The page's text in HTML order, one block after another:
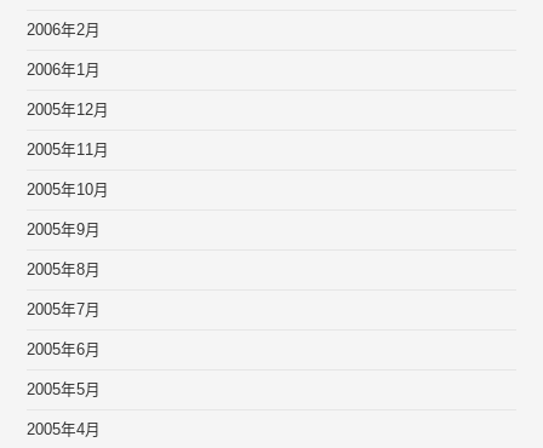
2006年2月
2006年1月
2005年12月
2005年11月
2005年10月
2005年9月
2005年8月
2005年7月
2005年6月
2005年5月
2005年4月